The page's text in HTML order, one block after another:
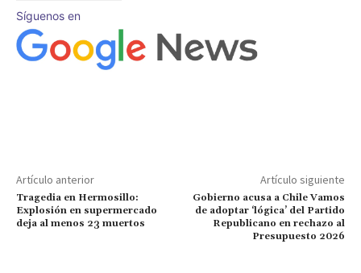
Síguenos en
Artículo anterior
Tragedia en Hermosillo:
Explosión en supermercado
deja al menos 23 muertos
Artículo siguiente
Gobierno acusa a Chile Vamos
de adoptar ‘lógica’ del Partido
Republicano en rechazo al
Presupuesto 2026